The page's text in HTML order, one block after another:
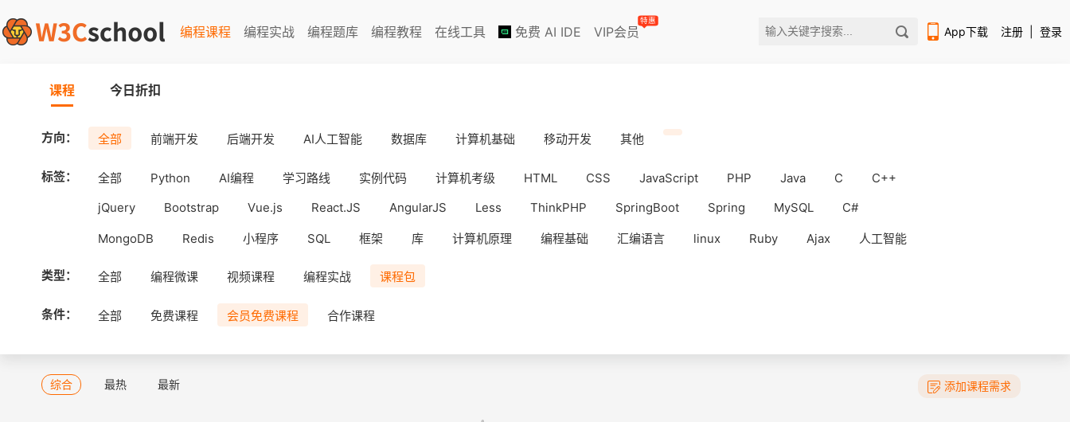
编程课程 编程实战 编程题库 编程教程 在线工具 免费 AI IDE VIP会员
特惠
App下载 注册 登录
课程 今日折扣
方向： 全部 前端开发 后端开发 AI人工智能 数据库 计算机基础 移动开发 其他
标签： 全部 Python AI编程 学习路线 实例代码 计算机考级 HTML CSS JavaScript PHP Java C
C++
jQuery
Bootstrap Vue.js React.JS AngularJS Less ThinkPHP SpringBoot Spring MySQL C#
MongoDB Redis 小程序 SQL 框架 库 计算机原理 编程基础 汇编语言 linux Ruby Ajax 人工智能
工具 Android uni-app APICloud iOS
类型： 全部 编程微课 视频课程 编程实战 课程包
条件： 全部 免费课程 会员免费课程 合作课程
综合 最热 最新 添加课程需求